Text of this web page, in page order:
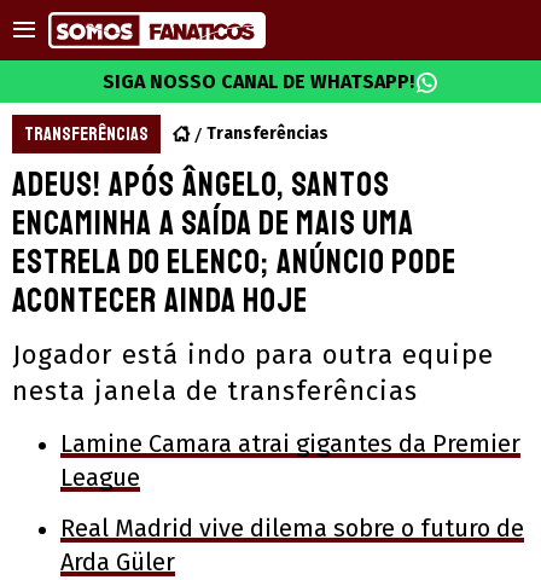
SIGA NOSSO CANAL DE WHATSAPP!
TRANSFERÊNCIAS Transferências
Adeus! Após Ângelo, Santos
encaminha a saída de mais uma
estrela do elenco; anúncio pode
acontecer ainda hoje
Jogador está indo para outra equipe
nesta janela de transferências
Lamine Camara atrai gigantes da Premier
League
Real Madrid vive dilema sobre o futuro de
Arda Güler